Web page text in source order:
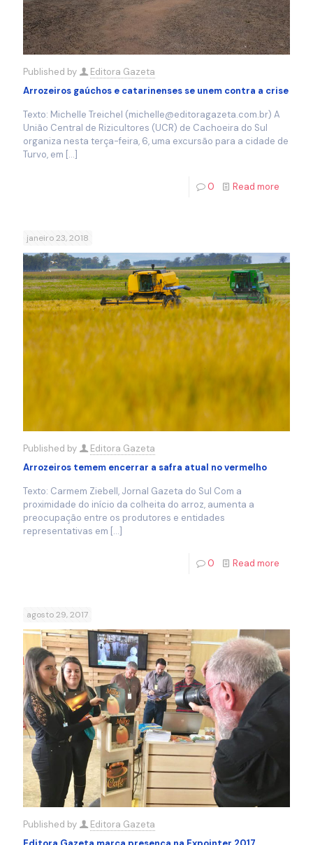
Published by
Editora Gazeta
Arrozeiros gaúchos e catarinenses se unem contra a crise
Texto: Michelle Treichel (michelle@editoragazeta.com.br) A
União Central de Rizicultores (UCR) de Cachoeira do Sul
organiza nesta terça-feira, 6, uma excursão para a cidade de
Turvo, em […]
0 Read more
janeiro 23, 2018
Published by
Editora Gazeta
Arrozeiros temem encerrar a safra atual no vermelho
Texto: Carmem Ziebell, Jornal Gazeta do Sul Com a
proximidade do início da colheita do arroz, aumenta a
preocupação entre os produtores e entidades
representativas em […]
0 Read more
agosto 29, 2017
Published by
Editora Gazeta